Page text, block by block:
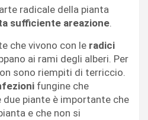
radicale della pianta
sufficiente areazione.
che vivono con le radici
ai rami degli alberi. Per
sono riempiti di terriccio.
fungine che
piante è importante che
e che non si